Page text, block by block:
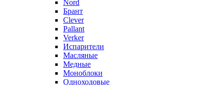
Nord
Брант
Clever
Pallant
Verker
Испарители
Масляные
Медные
Моноблоки
Одноходовые